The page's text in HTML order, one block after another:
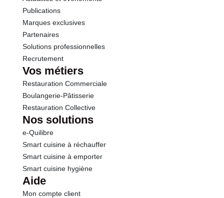
Publications
Marques exclusives
Partenaires
Solutions professionnelles
Recrutement
Vos métiers
Restauration Commerciale
Boulangerie-Pâtisserie
Restauration Collective
Nos solutions
e-Quilibre
Smart cuisine à réchauffer
Smart cuisine à emporter
Smart cuisine hygiène
Aide
Mon compte client